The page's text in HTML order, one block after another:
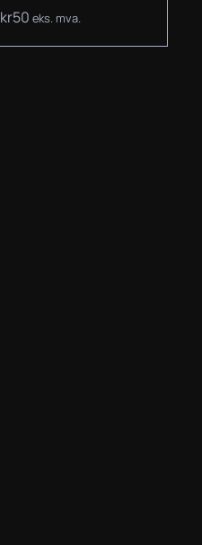
kr50 eks. mva.